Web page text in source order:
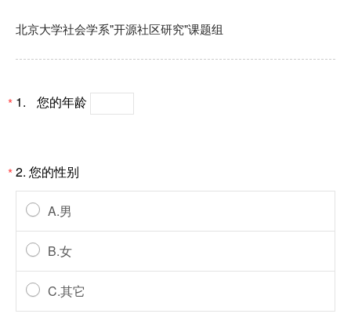
北京大学社会学系"开源社区研究"课题组
1. 您的年龄
*
*2. 您的性别
A.男
B.女
C.其它